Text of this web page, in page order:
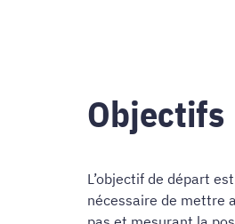
Objectifs
L’objectif de départ
nécessaire de mettre